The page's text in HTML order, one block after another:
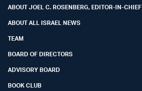
ABOUT JOEL C. ROSENBERG, EDITOR-IN-CHIEF
ABOUT ALL ISRAEL NEWS
TEAM
BOARD OF DIRECTORS
ADVISORY BOARD
BOOK CLUB